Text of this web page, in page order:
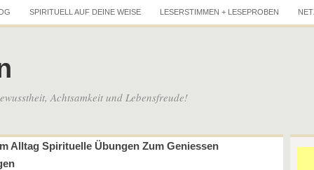
SPIRITUELL AUF DEINE WEISE LESERSTIMMEN + LESEPROBEN
Achtsamkeit und Lebensfreude!
Alltag Spirituelle Übungen Zum Geniessen